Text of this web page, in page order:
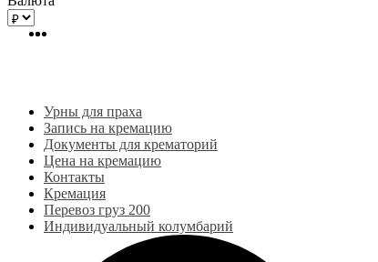
Урны для праха
Запись на кремацию
Документы для крематорий
Цена на кремацию
Контакты
Кремация
Перевоз груз 200
Индивидуальный колумбарий